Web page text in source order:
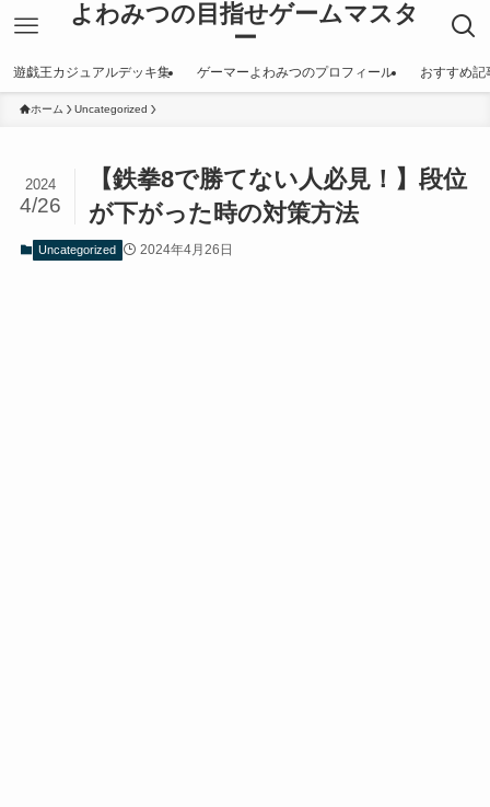
よわみつの目指せゲームマスタ
ー
遊戯王カジュアルデッキ集 ゲーマーよわみつのプロフィール おすすめ記
ホーム Uncategorized
【鉄拳8で勝てない人必見！】段位
が下がった時の対策方法
2024
4/26
Uncategorized 2024年4月26日